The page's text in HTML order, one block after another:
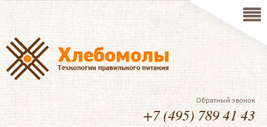
Обратный звонок
+7 (495) 789 41 43